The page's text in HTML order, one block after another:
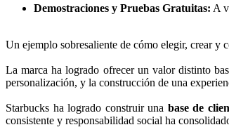
Demostraciones y Pruebas Gratuitas: A
Un ejemplo sobresaliente de cómo elegir, crear y
La marca ha logrado ofrecer un valor distinto
personalización, y la construcción de una
Starbucks ha logrado construir una base de
consistente y responsabilidad social ha